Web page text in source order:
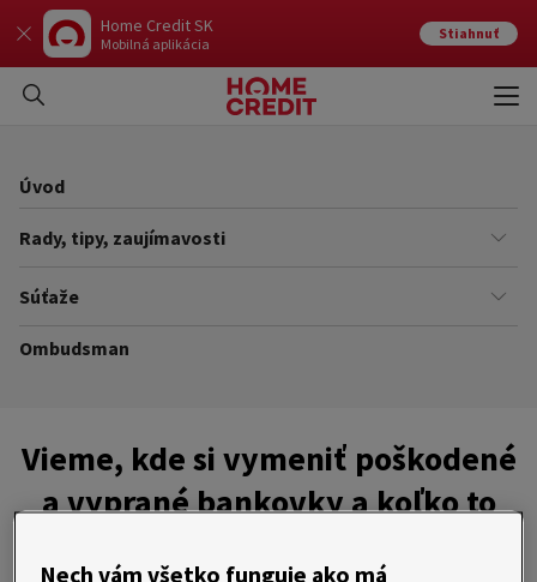
Home Credit SK
Mobilná aplikácia
Stiahnuť
Úvod
Rady, tipy, zaujímavosti
Financie
Súťaže
Súťaže
Ombudsman
Vieme, kde si vymeniť poškodené
a vyprané bankovky a koľko to
Nech vám všetko funguje ako má